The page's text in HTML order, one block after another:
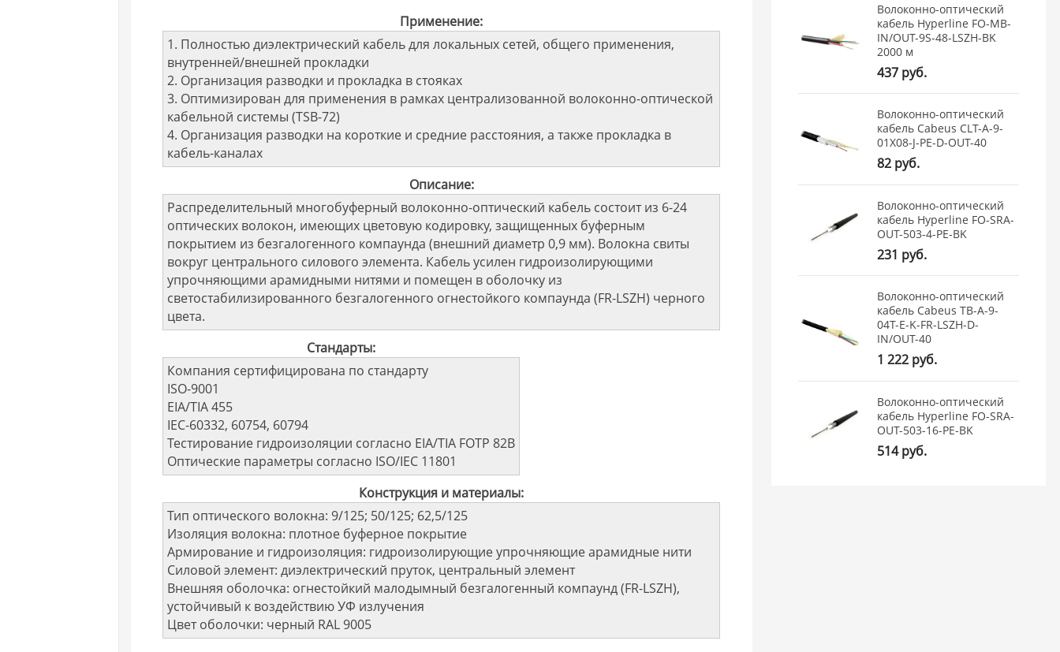
Применение:
1. Полностью диэлектрический кабель для локальных сетей, общего применения,
внутренней/внешней прокладки
2. Организация разводки и прокладка в стояках
3. Оптимизирован для применения в рамках централизованной волоконно-оптической
кабельной системы (TSB-72)
4. Организация разводки на короткие и средние расстояния, а также прокладка в
кабель-каналах
Описание:
Распределительный многобуферный волоконно-оптический кабель состоит из 6-24
оптических волокон, имеющих цветовую кодировку, защищенных буферным
покрытием из безгалогенного компаунда (внешний диаметр 0,9 мм). Волокна свиты
вокруг центрального силового элемента. Кабель усилен гидроизолирующими
упрочняющими арамидными нитями и помещен в оболочку из
светостабилизированного безгалогенного огнестойкого компаунда (FR-LSZH) черного
цвета.
Стандарты:
Компания сертифицирована по стандарту
ISO-9001
EIA/TIA 455
IEC-60332, 60754, 60794
Тестирование гидроизоляции согласно EIA/TIA FOTP 82B
Оптические параметры согласно ISO/IEC 11801
Конструкция и материалы:
Тип оптического волокна: 9/125; 50/125; 62,5/125
Изоляция волокна: плотное буферное покрытие
Армирование и гидроизоляция: гидроизолирующие упрочняющие арамидные нити
Силовой элемент: диэлектрический пруток, центральный элемент
Внешняя оболочка: огнестойкий малодымный безгалогенный компаунд (FR-LSZH),
устойчивый к воздействию УФ излучения
Цвет оболочки: черный RAL 9005
Волоконно-оптический
кабель Hyperline FO-MB-
IN/OUT-9S-48-LSZH-BK
2000 м
437 руб.
Волоконно-оптический
кабель Cabeus CLT-A-9-
01X08-J-PE-D-OUT-40
82 руб.
Волоконно-оптический
кабель Hyperline FO-SRA-
OUT-503-4-PE-BK
231 руб.
Волоконно-оптический
кабель Cabeus TB-A-9-
04T-E-K-FR-LSZH-D-
IN/OUT-40
1 222 руб.
Волоконно-оптический
кабель Hyperline FO-SRA-
OUT-503-16-PE-BK
514 руб.